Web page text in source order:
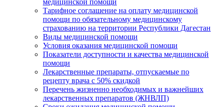
медицинской помощи
Тарифное соглашение на оплату медицинской
помощи по обязательному медицинскому
страхованию на территории Республики Дагестан
Виды медицинской помощи
Условия оказания медицинской помощи
Показатели доступности и качества медицинской
помощи
Лекарственные препараты, отпускаемые по
рецепту врача с 50% скидкой
Перечень жизненно необходимых и важнейших
лекарственных препаратов (ЖНВЛП)